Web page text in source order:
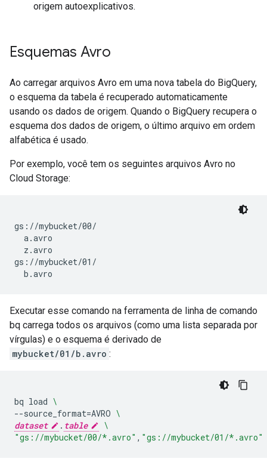
origem autoexplicativos.
Esquemas Avro
Ao carregar arquivos Avro em uma nova tabela do BigQuery,
o esquema da tabela é recuperado automaticamente
usando os dados de origem. Quando o BigQuery recupera o
esquema dos dados de origem, o último arquivo em ordem
alfabética é usado.
Por exemplo, você tem os seguintes arquivos Avro no
Cloud Storage:
gs://mybucket/00/
  a.avro
  z.avro
gs://mybucket/01/
Executar esse comando na ferramenta de linha de comando
bq carrega todos os arquivos (como uma lista separada por
vírgulas) e o esquema é derivado de
mybucket/01/b.avro :
bq load \
--source_format=AVRO \
dataset
. table
\
"gs://mybucket/00/*.avro" , "gs://mybucket/01/*.avro"